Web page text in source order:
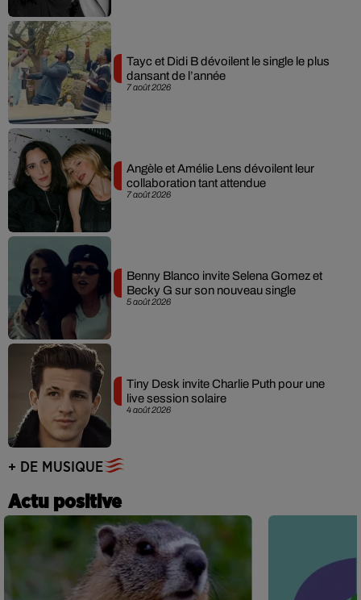
7 août 2026
Tayc et Didi B dévoilent le single le plus
dansant de l’année
7 août 2026
Angèle et Amélie Lens dévoilent leur
collaboration tant attendue
5 août 2026
Benny Blanco invite Selena Gomez et
Becky G sur son nouveau single
4 août 2026
Tiny Desk invite Charlie Puth pour une
live session solaire
+ DE MUSIQUE
Actu positive